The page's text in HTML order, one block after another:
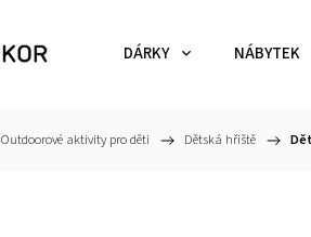
DÁRKY NÁBYTEK
Outdoorové aktivity pro děti / Dětská hřiště /